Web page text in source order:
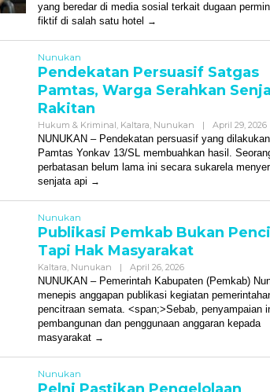
yang beredar di media sosial terkait dugaan
fiktif di salah satu hotel
Nunukan
Pendekatan Persuasif Satgas
Pamtas, Warga Serahkan
Rakitan
Hukum & Kriminal, Kaltara, Nunukan | April 29, 2026
NUNUKAN – Pendekatan persuasif yang
Pamtas Yonkav 13/SL membuahkan hasil.
perbatasan belum lama ini secara sukarela
senjata api
Nunukan
Publikasi Pemkab Bukan
Tapi Hak Masyarakat
Kaltara, Nunukan | April 26, 2026Oleh
Redaksi
NUNUKAN – Pemerintah Kabupaten (Pemkab)
menepis anggapan publikasi kegiatan
pencitraan semata. <span;>Sebab, penyampaian
pembangunan dan penggunaan anggaran kepada
masyarakat
Nunukan